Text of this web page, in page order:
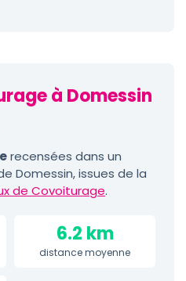
à Domessin
recensées dans un
Domessin, issues de la
de Covoiturage.
6.2 km
distance moyenne